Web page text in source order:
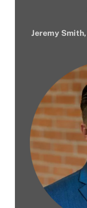
Jeremy Smith,